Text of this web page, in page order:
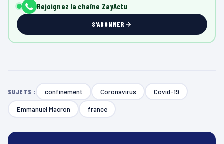
Rejoignez la chaîne ZayActu
S'ABONNER
SUJETS : confinement Coronavirus Covid-19
Emmanuel Macron france